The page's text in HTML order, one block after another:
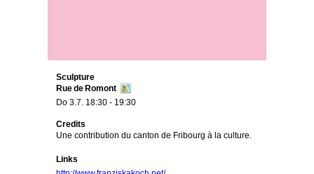
Sculpture
Rue de Romont
Do 3.7. 18:30 - 19:30
Credits
Une contribution du canton de Fribourg à la culture.
Links